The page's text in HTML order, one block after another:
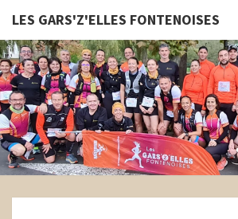
LES GARS'Z'ELLES FONTENOISES